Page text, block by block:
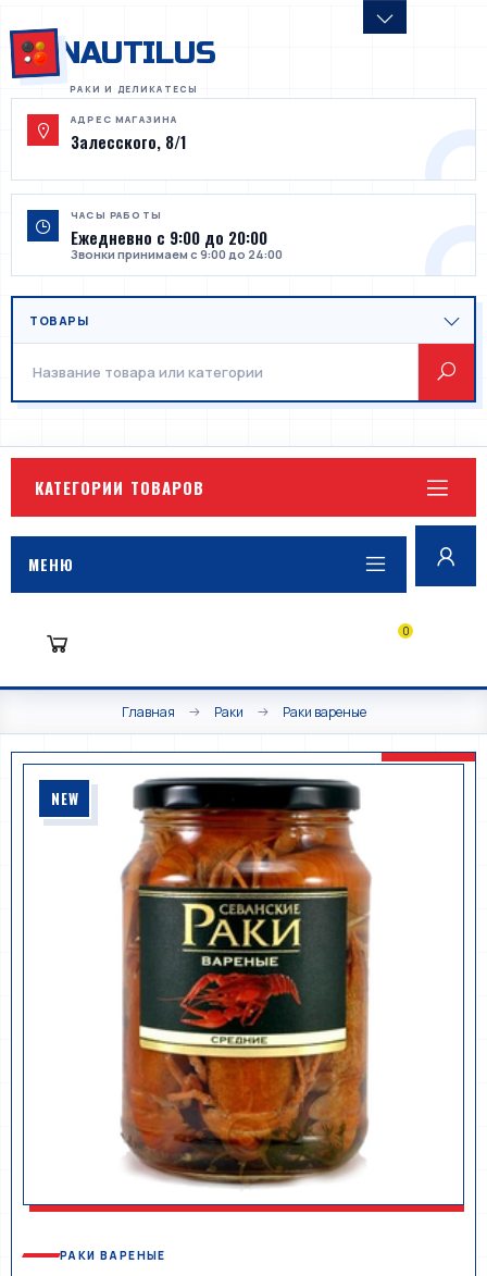
NAUTILUS
АДРЕС МАГАЗИНА
Залесского, 8/1
ЧАСЫ РАБОТЫ
Ежедневно с 9:00 до 20:00
Звонки принимаем с 9:00 до 24:00
КАТЕГОРИИ ТОВАРОВ
МЕНЮ
0
Главная Раки Раки вареные
NEW
РАКИ ВАРЕНЫЕ